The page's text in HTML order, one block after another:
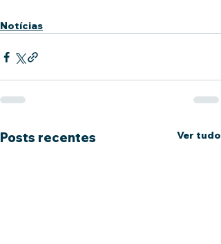
Notícias
Posts recentes Ver tudo